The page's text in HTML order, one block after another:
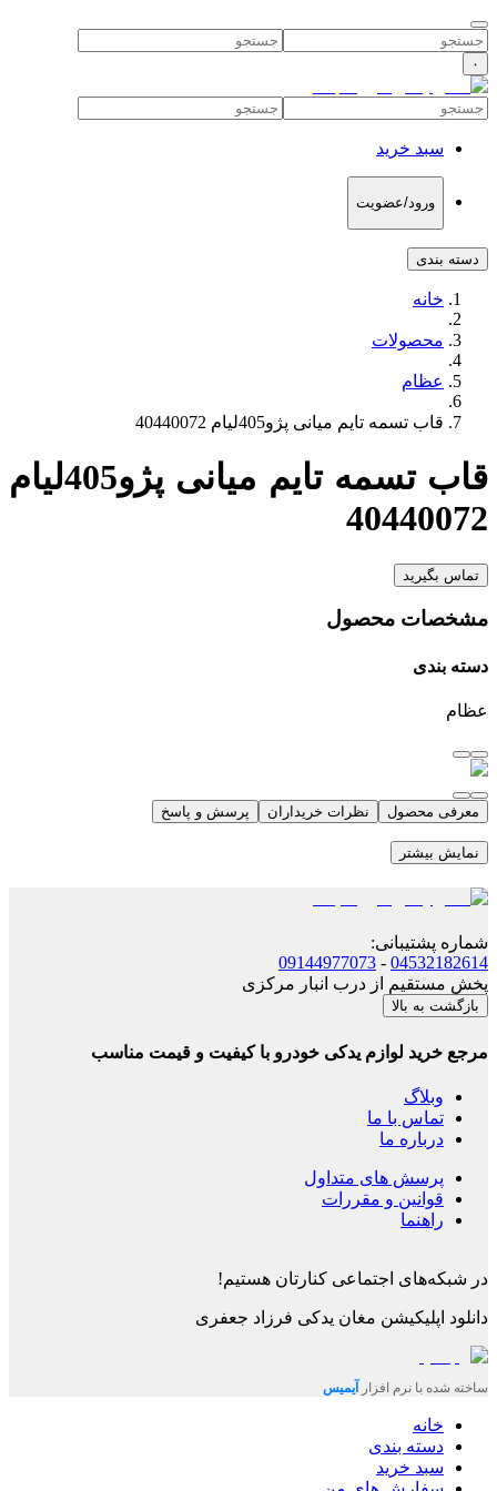
۰
سبد خرید
ورود/عضویت
دسته بندی
خانه
محصولات
عظام
قاب تسمه تایم میانی پژو405لیام 40440072
قاب تسمه تایم میانی پژو405لیام
40440072
تماس بگیرید
مشخصات محصول
دسته بندی
عظام
معرفی محصول نظرات خریداران پرسش و پاسخ
نمایش بیشتر
شماره پشتیبانی:
04532182614
-
09144977073
پخش مستقیم از درب انبار مرکزی
بازگشت به بالا
مرجع خرید لوازم یدکی خودرو با کیفیت و قیمت مناسب
وبلاگ
تماس با ما
درباره ما
پرسش های متداول
قوانین و مقررات
راهنما
در شبکه‌های اجتماعی کنارتان هستیم!
دانلود اپلیکیشن مغان یدکی فرزاد جعفری
ساخته شده با نرم افزار آیمیس
خانه
دسته بندی
سبد خرید